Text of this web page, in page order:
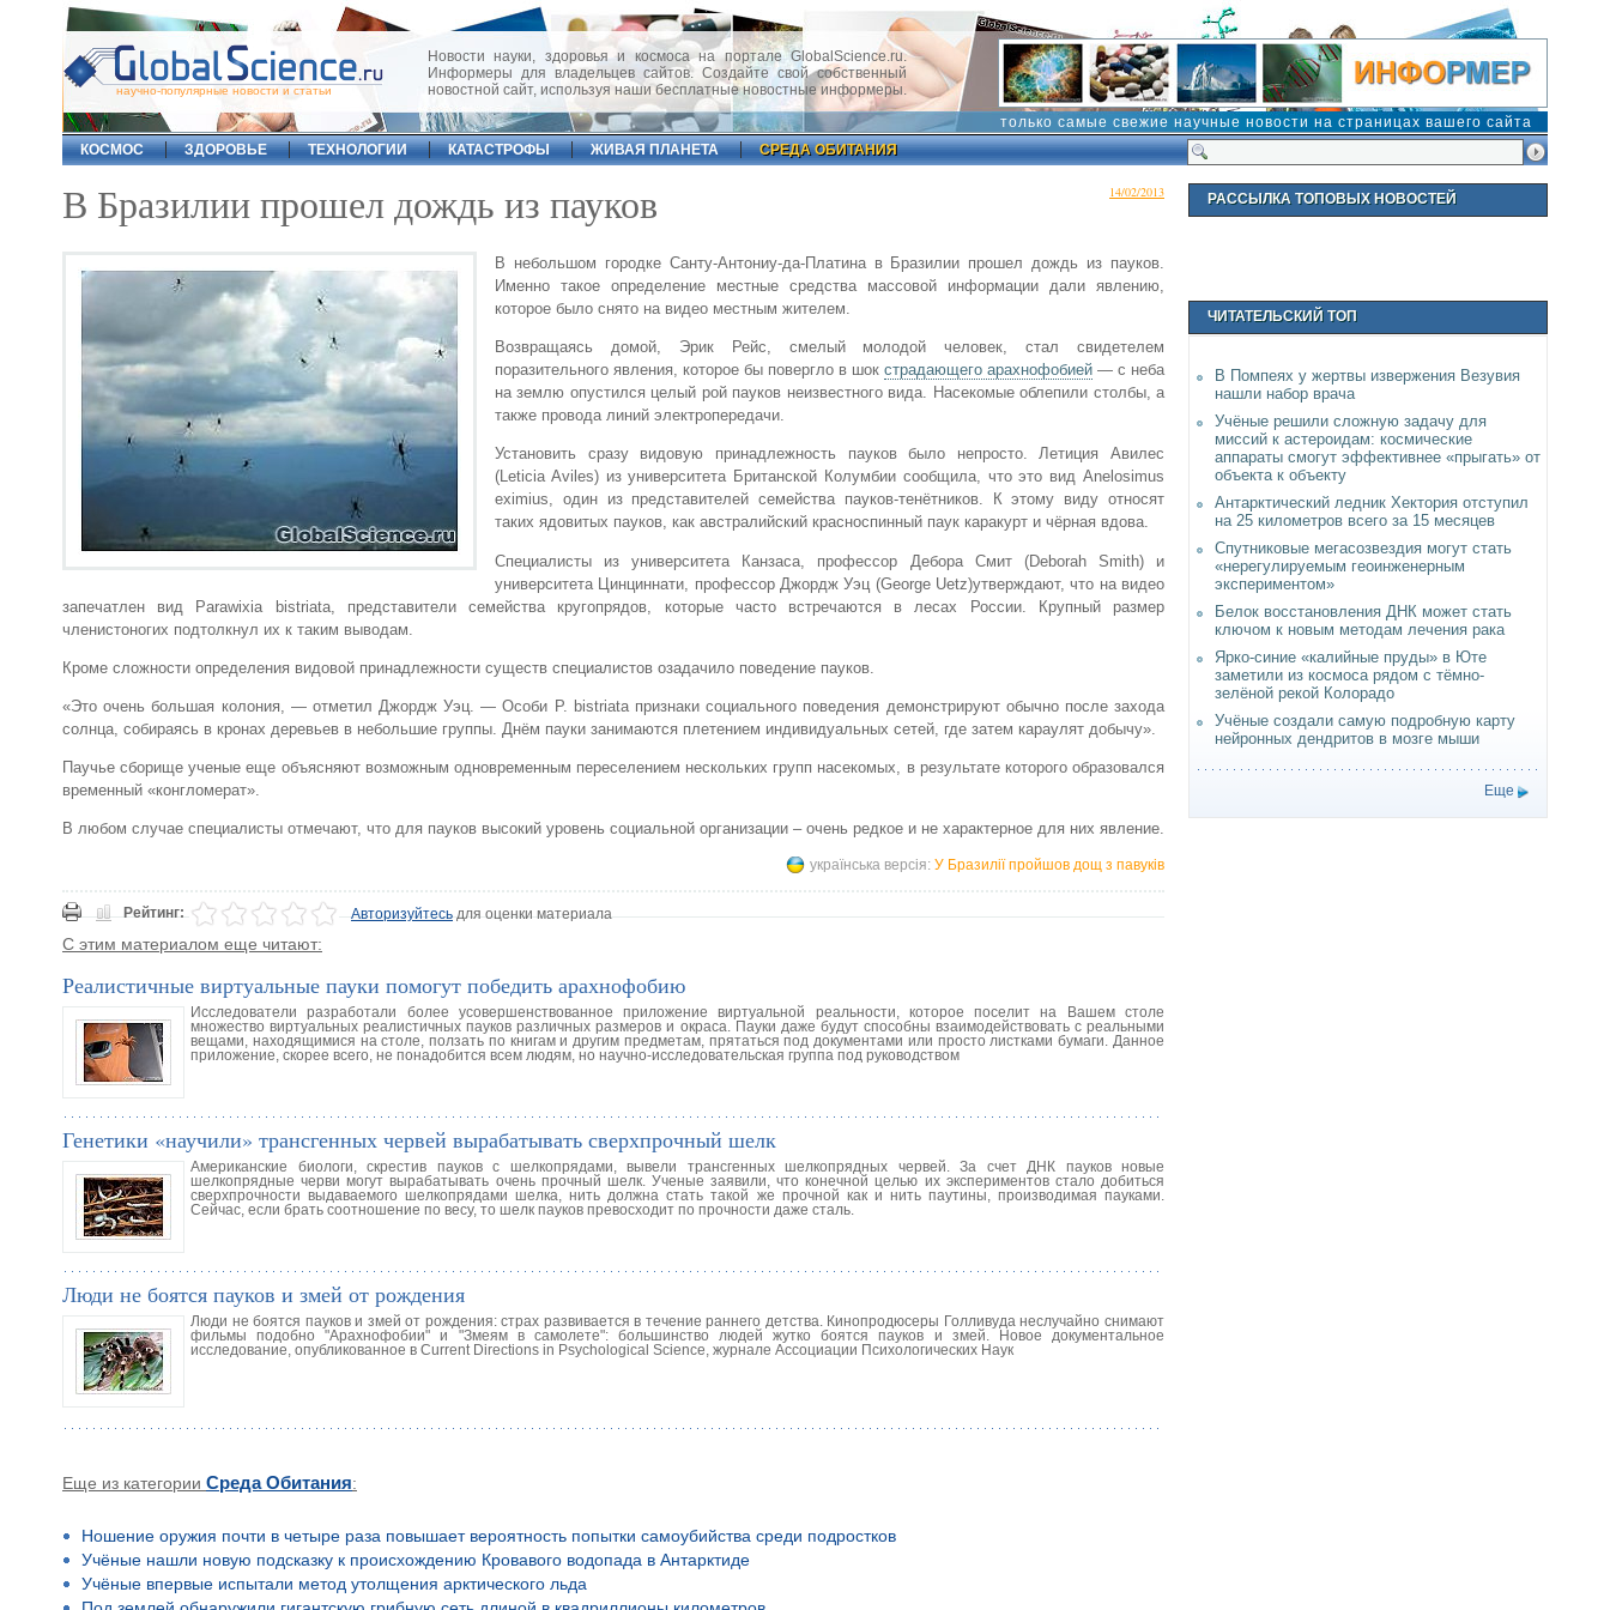
научно-популярные новости и статьи
Новости науки, здоровья и космоса на портале GlobalScience.ru.
Информеры для владельцев сайтов. Создайте свой собственный
новостной сайт, используя наши бесплатные новостные информеры.
только самые свежие научные новости на страницах вашего сайта
КОСМОС
ЗДОРОВЬЕ ТЕХНОЛОГИИ КАТАСТРОФЫ ЖИВАЯ ПЛАНЕТА СРЕДА ОБИТАНИЯ
14/02/2013
В Бразилии прошел дождь из пауков
В небольшом городке Санту-Антониу-да-Платина в Бразилии прошел дождь из пауков.
Именно такое определение местные средства массовой информации дали явлению,
которое было снято на видео местным жителем.
Возвращаясь домой, Эрик Рейс, смелый молодой человек, стал свидетелем
поразительного явления, которое бы повергло в шок страдающего арахнофобией — с неба
на землю опустился целый рой пауков неизвестного вида. Насекомые облепили столбы, а
также провода линий электропередачи.
Установить сразу видовую принадлежность пауков было непросто. Летиция Авилес
(Leticia Aviles) из университета Британской Колумбии сообщила, что это вид Anelosimus
eximius, один из представителей семейства пауков-тенётников. К этому виду относят
таких ядовитых пауков, как австралийский красноспинный паук каракурт и чёрная вдова.
Специалисты из университета Канзаса, профессор Дебора Смит (Deborah Smith) и
университета Цинциннати, профессор Джордж Уэц (George Uetz)утверждают, что на видео
запечатлен вид Parawixia bistriata, представители семейства кругопрядов, которые часто встречаются в лесах России. Крупный размер
членистоногих подтолкнул их к таким выводам.
Кроме сложности определения видовой принадлежности существ специалистов озадачило поведение пауков.
«Это очень большая колония, — отметил Джордж Уэц. — Особи P. bistriata признаки социального поведения демонстрируют обычно после захода
солнца, собираясь в кронах деревьев в небольшие группы. Днём пауки занимаются плетением индивидуальных сетей, где затем караулят добычу».
Паучье сборище ученые еще объясняют возможным одновременным переселением нескольких групп насекомых, в результате которого образовался
временный «конгломерат».
В любом случае специалисты отмечают, что для пауков высокий уровень социальной организации – очень редкое и не характерное для них явление.
українська версія: У Бразилії пройшов дощ з павуків
Рейтинг: Авторизуйтесьдля оценки материала
С этим материалом еще читают:
Реалистичные виртуальные пауки помогут победить арахнофобию
Исследователи разработали более усовершенствованное приложение виртуальной реальности, которое поселит на Вашем столе
множество виртуальных реалистичных пауков различных размеров и окраса. Пауки даже будут способны взаимодействовать с реальными
вещами, находящимися на столе, ползать по книгам и другим предметам, прятаться под документами или просто листками бумаги. Данное
приложение, скорее всего, не понадобится всем людям, но научно-исследовательская группа под руководством
Генетики «научили» трансгенных червей вырабатывать сверхпрочный шелк
Американские биологи, скрестив пауков с шелкопрядами, вывели трансгенных шелкопрядных червей. За счет ДНК пауков новые
шелкопрядные черви могут вырабатывать очень прочный шелк. Ученые заявили, что конечной целью их экспериментов стало добиться
сверхпрочности выдаваемого шелкопрядами шелка, нить должна стать такой же прочной как и нить паутины, производимая пауками.
Сейчас, если брать соотношение по весу, то шелк пауков превосходит по прочности даже сталь.
Люди не боятся пауков и змей от рождения
Люди не боятся пауков и змей от рождения: страх развивается в течение раннего детства. Кинопродюсеры Голливуда неслучайно снимают
фильмы подобно "Арахнофобии" и "Змеям в самолете": большинство людей жутко боятся пауков и змей. Новое документальное
исследование, опубликованное в Current Directions in Psychological Science, журнале Ассоциации Психологических Наук
Еще из категории Среда Обитания:
Ношение оружия почти в четыре раза повышает вероятность попытки самоубийства среди подростков
Учёные нашли новую подсказку к происхождению Кровавого водопада в Антарктиде
Учёные впервые испытали метод утолщения арктического льда
РАССЫЛКА ТОПОВЫХ НОВОСТЕЙ
ЧИТАТЕЛЬСКИЙ ТОП
В Помпеях у жертвы извержения Везувия
нашли набор врача
Учёные решили сложную задачу для
миссий к астероидам: космические
аппараты смогут эффективнее «прыгать» от
объекта к объекту
Антарктический ледник Хектория отступил
на 25 километров всего за 15 месяцев
Спутниковые мегасозвездия могут стать
«нерегулируемым геоинженерным
экспериментом»
Белок восстановления ДНК может стать
ключом к новым методам лечения рака
Ярко-синие «калийные пруды» в Юте
заметили из космоса рядом с тёмно-
зелёной рекой Колорадо
Учёные создали самую подробную карту
нейронных дендритов в мозге мыши
Еще